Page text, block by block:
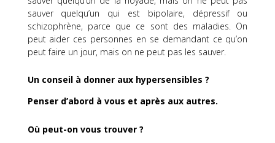
sauver quelqu’un qui est bipolaire, dépressif ou
schizophrène, parce que ce sont des maladies.
On
peut aider ces personnes en se demandant ce qu’on
peut faire un jour, mais on ne peut pas les sauver.
Un conseil à donner aux hypersensibles ?
Penser d’abord à vous et après aux autres.
Où peut-on vous trouver ?